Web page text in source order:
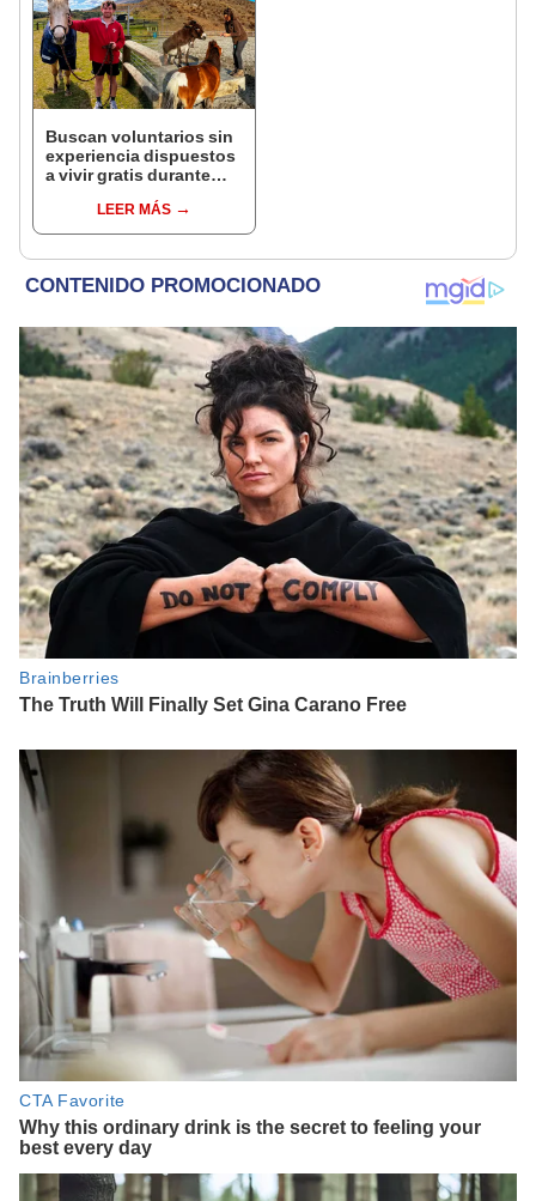
Buscan voluntarios sin
experiencia dispuestos
a vivir gratis durante
cuidar caballos, burros
y otros animales
LEER MÁS